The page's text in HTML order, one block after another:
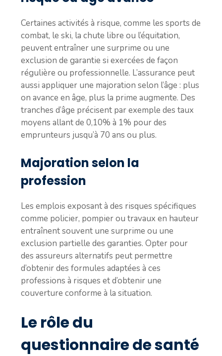
Certaines activités à risque, comme les sports de
combat, le ski, la chute libre ou l’équitation,
peuvent entraîner une surprime ou une
exclusion de garantie si exercées de façon
régulière ou professionnelle. L’assurance peut
aussi appliquer une majoration selon l’âge : plus
on avance en âge, plus la prime augmente. Des
tranches d’âge précisent par exemple des taux
moyens allant de 0,10% à 1% pour des
emprunteurs jusqu’à 70 ans ou plus.
Majoration selon la
profession
Les emplois exposant à des risques spécifiques
comme policier, pompier ou travaux en hauteur
entraînent souvent une surprime ou une
exclusion partielle des garanties. Opter pour
des assureurs alternatifs peut permettre
d’obtenir des formules adaptées à ces
professions à risques et d’obtenir une
couverture conforme à la situation.
Le rôle du
questionnaire de santé